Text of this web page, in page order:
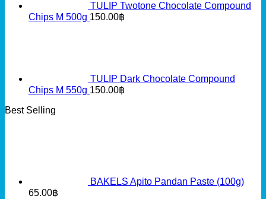
TULIP Twotone Chocolate Compound
Chips M 500g 150.00฿
TULIP Dark Chocolate Compound
Chips M 550g 150.00฿
Best Selling
BAKELS Apito Pandan Paste (100g)
65.00฿